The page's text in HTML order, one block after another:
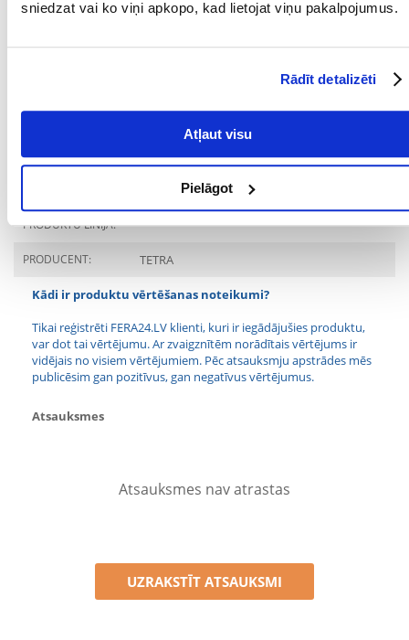
sniedzat vai ko viņi apkopo, kad lietojat viņu pakalpojumus.
Rādīt detalizēti
Atļaut visu
Pielāgot
Piedevas Vitamīni: D3 vitamīns 1740 SV/kg. Skābuma regulatori:
PRODUKTU LĪNIJA:
PRODUCENT: TETRA
Kādi ir produktu vērtēšanas noteikumi?
Tikai reģistrēti FERA24.LV klienti, kuri ir iegādājušies produktu,
var dot tai vērtējumu. Ar zvaigznītēm norādītais vērtējums ir
vidējais no visiem vērtējumiem. Pēc atsauksmju apstrādes mēs
publicēsim gan pozitīvus, gan negatīvus vērtējumus.
Atsauksmes
Atsauksmes nav atrastas
UZRAKSTĪT ATSAUKSMI